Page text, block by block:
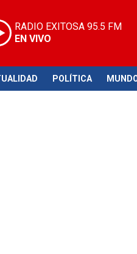
RADIO EXITOSA 95.5 FM
EN VIVO
POLÍTICA